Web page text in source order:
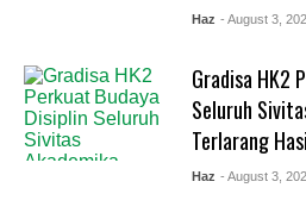
Haz - August 3,
Gradisa HK2
Seluruh
Terlarang
Haz - August 3,